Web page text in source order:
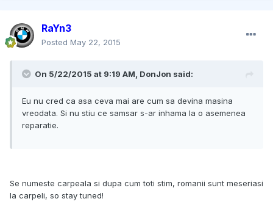
RaYn3
Posted May 22, 2015
On 5/22/2015 at 9:19 AM, DonJon said:
Eu nu cred ca asa ceva mai are cum sa devina masina
vreodata. Si nu stiu ce samsar s-ar inhama la o asemenea
reparatie.
Se numeste carpeala si dupa cum toti stim, romanii sunt meseriasi
la carpeli, so stay tuned!